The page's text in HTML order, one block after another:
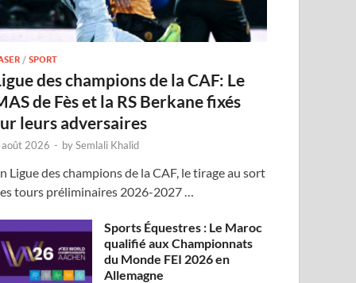
/SPORT
des champions de la CAF: Le
de Fès et la RS Berkane fixés
leurs adversaires
2026 - bySemlali Khalid
Ligue des champions de la CAF, le tirage au sort
tours préliminaires 2026-2027 …
Sports Équestres : Le Maroc
qualifié aux Championnats
du Monde FEI 2026 en
Allemagne